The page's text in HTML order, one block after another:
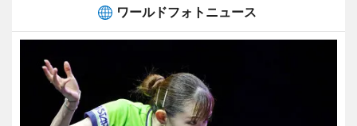
ワールドフォトニュース